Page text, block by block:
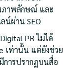
ภาพลักษณ์ และ
น์ผ่าน SEO
PR ไม่ได้
เท่านั้น แต่ยังช่วย
การปรากฏบนสื่อ